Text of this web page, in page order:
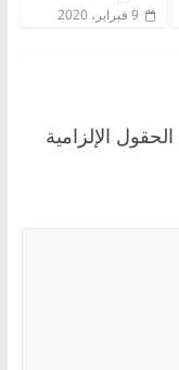
9 فبراير، 2020
الحقول الإلزامية